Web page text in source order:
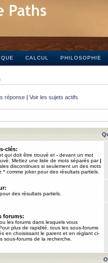
CALCUL PHILOSOPHIE
réponse | Voir les sujets actifs
clés:
qui doit être trouvé et - devant un mot
Mettez une liste de mots séparés par|
discontinues si seulement un des mots
* comme joker pour des résultats partiels.
des résultats partiels.
forums:
les forums dans lesquels vous
plus de rapidité, tous les sous-forums
en choisissant le parent et en réglant ci-
sous-forums de la recherche.